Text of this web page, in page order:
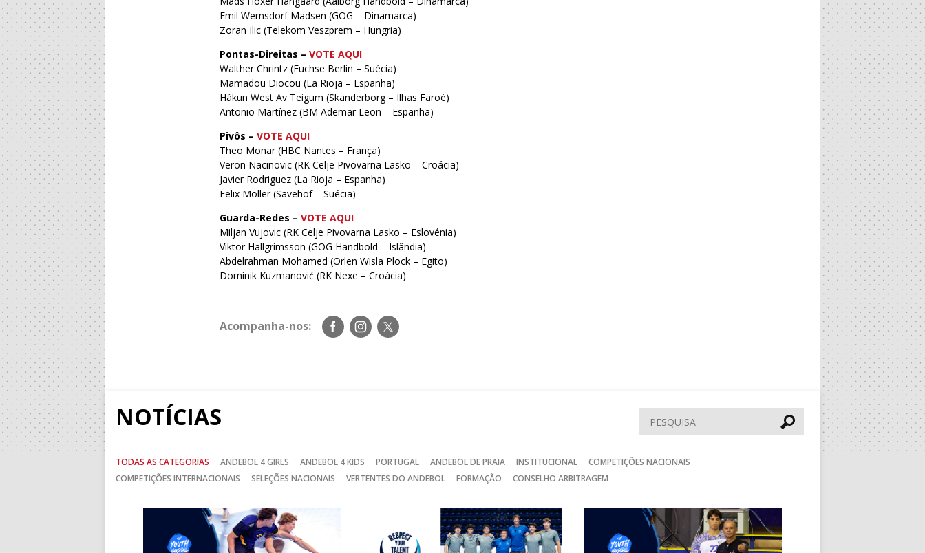
Emil Wernsdorf Madsen (GOG – Dinamarca)
Zoran Ilic (Telekom Veszprem – Hungria)
Pontas-Direitas – VOTE AQUI
Walther Chrintz (Fuchse Berlin – Suécia)
Mamadou Diocou (La Rioja – Espanha)
Hákun West Av Teigum (Skanderborg – Ilhas Faroé)
Antonio Martínez (BM Ademar Leon – Espanha)
Pivôs – VOTE AQUI
Theo Monar (HBC Nantes – França)
Veron Nacinovic (RK Celje Pivovarna Lasko – Croácia)
Javier Rodriguez (La Rioja – Espanha)
Felix Möller (Savehof – Suécia)
Guarda-Redes – VOTE AQUI
Miljan Vujovic (RK Celje Pivovarna Lasko – Eslovénia)
Viktor Hallgrimsson (GOG Handbold – Islândia)
Abdelrahman Mohamed (Orlen Wisla Plock – Egito)
Dominik Kuzmanović (RK Nexe – Croácia)
Acompanha-nos:
Siga-
nos
Siga-
nos
Siga-
nos
NOTÍCIAS Pesquisar
TODAS AS CATEGORIAS ANDEBOL 4 GIRLS ANDEBOL 4 KIDS PORTUGAL ANDEBOL DE PRAIA INSTITUCIONAL
COMPETIÇÕES NACIONAIS
COMPETIÇÕES INTERNACIONAIS
SELEÇÕES NACIONAIS VERTENTES DO ANDEBOL FORMAÇÃO CONSELHO ARBITRAGEM